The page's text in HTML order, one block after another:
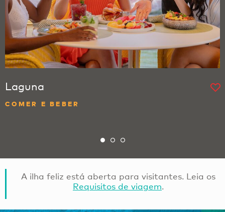
Laguna
COMER E BEBER
A ilha feliz está aberta para visitantes. Leia os
Requisitos de viagem.